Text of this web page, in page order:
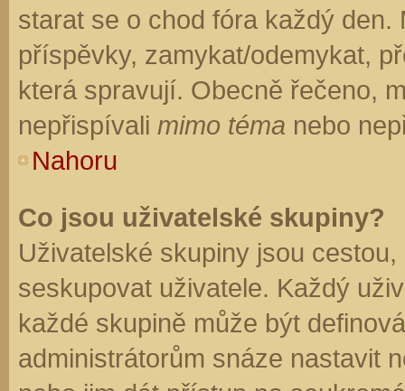
starat se o chod fóra každý
příspěvky, zamykat/odemykat,
která spravují. Obecně řečeno,
nepřispívali mimo téma nebo
Nahoru
Co jsou uživatelské skupiny?
Uživatelské skupiny jsou
seskupovat uživatele. Každý
každé skupině může být
administrátorům snáze nastavit